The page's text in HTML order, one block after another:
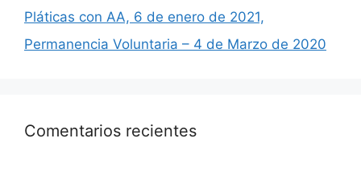
Pláticas con AA, 6 de enero de 2021,
Permanencia Voluntaria – 4 de Marzo de 2020
Comentarios recientes